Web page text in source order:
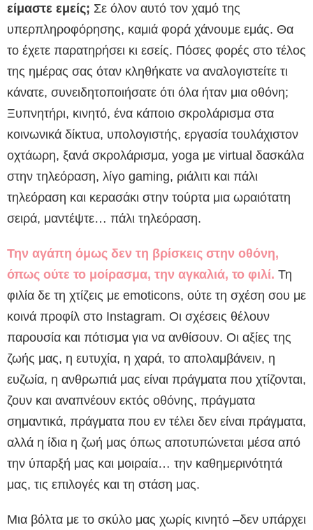
είμαστε εμείς; Σε όλον αυτό τον χαμό της
υπερπληροφόρησης, καμιά φορά χάνουμε εμάς. Θα
το έχετε παρατηρήσει κι εσείς. Πόσες φορές στο τέλος
της ημέρας σας όταν κληθήκατε να αναλογιστείτε τι
κάνατε, συνειδητοποιήσατε ότι όλα ήταν μια οθόνη;
Ξυπνητήρι, κινητό, ένα κάποιο σκρολάρισμα στα
κοινωνικά δίκτυα, υπολογιστής, εργασία τουλάχιστον
οχτάωρη, ξανά σκρολάρισμα, yoga με virtual δασκάλα
στην τηλεόραση, λίγο gaming, ριάλιτι και πάλι
τηλεόραση και κερασάκι στην τούρτα μια ωραιότατη
σειρά, μαντέψτε… πάλι τηλεόραση.
Την αγάπη όμως δεν τη βρίσκεις στην οθόνη,
όπως ούτε το μοίρασμα, την αγκαλιά, το φιλί. Τη
φιλία δε τη χτίζεις με emoticons, ούτε τη σχέση σου με
κοινά προφίλ στο Instagram. Οι σχέσεις θέλουν
παρουσία και πότισμα για να ανθίσουν. Οι αξίες της
ζωής μας, η ευτυχία, η χαρά, το απολαμβάνειν, η
ευζωία, η ανθρωπιά μας είναι πράγματα που χτίζονται,
ζουν και αναπνέουν εκτός οθόνης, πράγματα
σημαντικά, πράγματα που εν τέλει δεν είναι πράγματα,
αλλά η ίδια η ζωή μας όπως αποτυπώνεται μέσα από
την ύπαρξή μας και μοιραία… την καθημερινότητά
μας, τις επιλογές και τη στάση μας.
Μια βόλτα με το σκύλο μας χωρίς κινητό –δεν υπάρχει